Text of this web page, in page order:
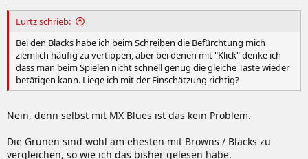
Lurtz schrieb:
Bei den Blacks habe ich beim Schreiben die Befürchtung mich
ziemlich häufig zu vertippen, aber bei denen mit "Klick" denke ich
dass man beim Spielen nicht schnell genug die gleiche Taste wieder
betätigen kann. Liege ich mit der Einschätzung richtig?
Nein, denn selbst mit MX Blues ist das kein Problem.
Die Grünen sind wohl am ehesten mit Browns / Blacks zu
vergleichen, so wie ich das bisher gelesen habe.